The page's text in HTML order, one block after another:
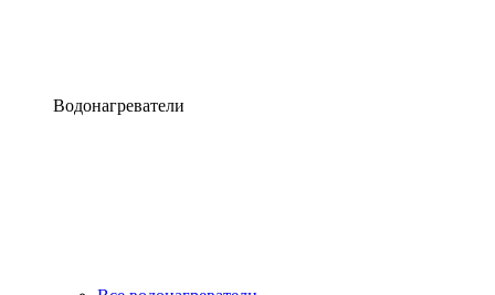
Водонагреватели